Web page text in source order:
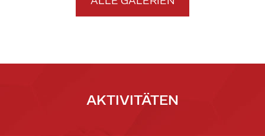
AKTIVITÄTEN